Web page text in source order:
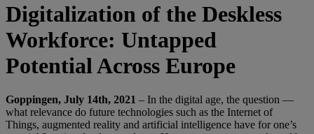
Digitalization of the Deskless
Workforce: Untapped
Potential Across Europe
Goppingen, July 14th, 2021 – In the digital age, the question —
what relevance do future technologies such as the Internet of
Things, augmented reality and artificial intelligence have for one’s